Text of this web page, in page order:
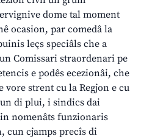
dome tal moment
ocasion, par comedâ la
leçs speciâls che a
Comissari straordenari pe
e podês ecezionâi, che
strent cu la Regjon e cu
di plui, i sindics dai
nomenâts funzionaris
cun cjamps precîs di